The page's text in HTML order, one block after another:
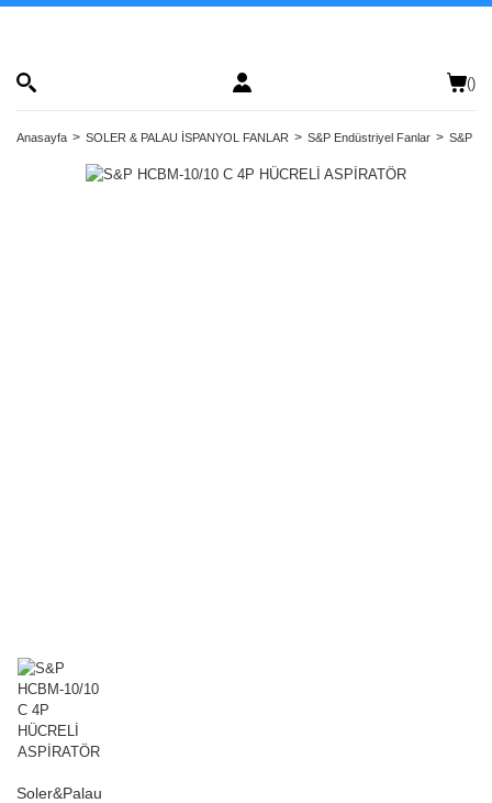
()
Anasayfa SOLER & PALAU İSPANYOL FANLAR S&P Endüstriyel Fanlar S&P
Soler&Palau